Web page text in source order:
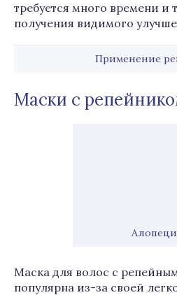
требуется много времени и
получения видимого
Применение
Маски с
Маска для волос с
популярна из-за своей